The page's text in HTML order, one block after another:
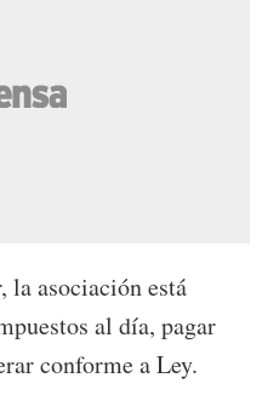
la asociación está
al día, pagar
conforme a Ley.